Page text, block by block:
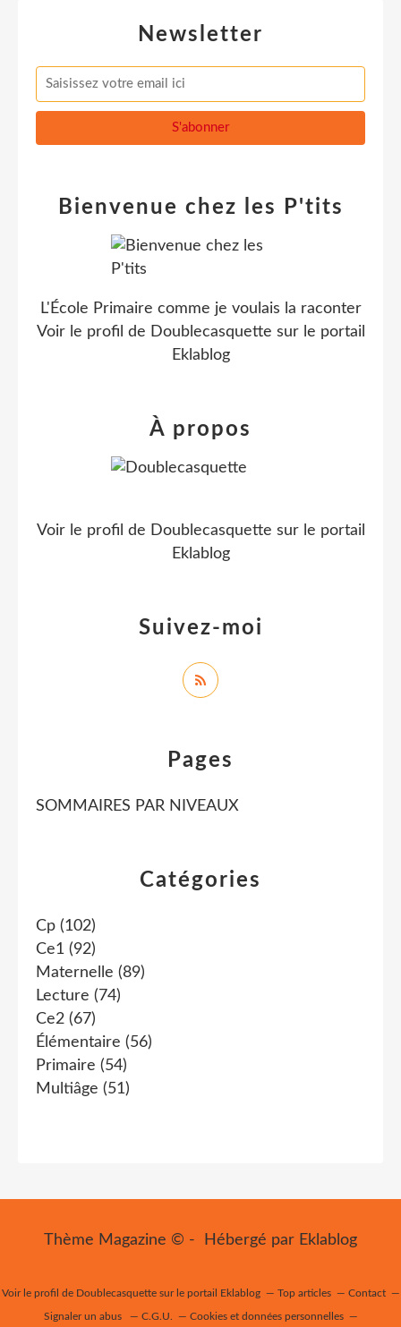
Newsletter
Catégories
Cp (102)
Ce1 (92)
Maternelle (89)
Lecture (74)
Ce2 (67)
Élémentaire (56)
Primaire (54)
Multiâge (51)
Pages
SOMMAIRES PAR NIVEAUX
Bienvenue chez les P'tits
L'École Primaire comme je voulais la raconter
Voir le profil de Doublecasquette sur le portail
Eklablog
Suivez-moi
À propos
Voir le profil de Doublecasquette sur le portail
Eklablog
Thème Magazine © - Hébergé par Eklablog
Voir le profil de Doublecasquettesur le portail Eklablog Top articles Contact
Signaler un abus C.G.U. Cookies et données personnelles